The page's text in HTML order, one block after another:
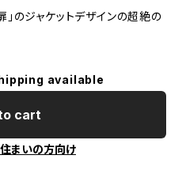
のジャケットデザインの超絶の
available
cart
まいの方向け